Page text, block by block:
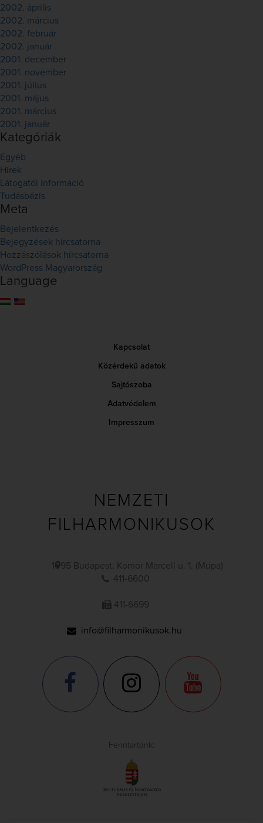
2002. április
2002. március
2002. február
2002. január
2001. december
2001. november
2001. július
2001. május
2001. március
2001. január
Kategóriák
Egyéb
Hírek
Látogatói információ
Tudásbázis
Meta
Bejelentkezés
Bejegyzések hírcsatorna
Hozzászólások hírcsatorna
WordPress Magyarország
Language
Kapcsolat
Közérdekű adatok
Sajtószoba
Adatvédelem
Impresszum
NEMZETI
FILHARMONIKUSOK
1095 Budapest, Komor Marcell u. 1. (Müpa)
411-6600
411-6699
info@filharmonikusok.hu
Fenntartónk: